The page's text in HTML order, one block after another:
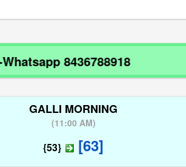
8436788918
GALLI MORNING
(11:00 AM)
{53} [63]